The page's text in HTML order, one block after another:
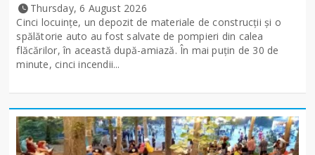
Thursday, 6 August 2026
Cinci locuințe, un depozit de materiale de construcții și o
spălătorie auto au fost salvate de pompieri din calea
flăcărilor, în această după-amiază. În mai puțin de 30 de
minute, cinci incendii...